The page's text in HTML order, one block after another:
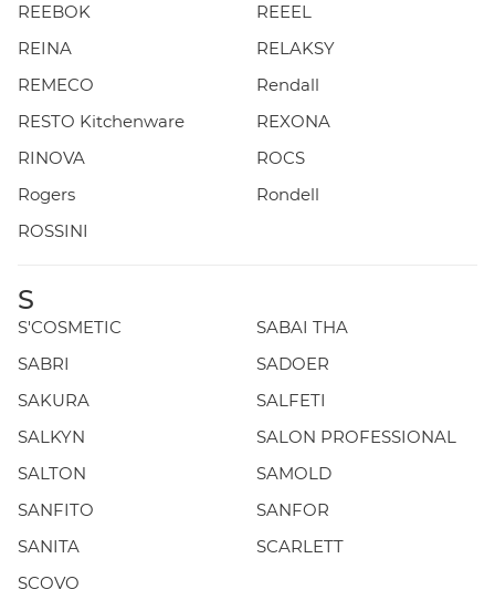
REEBOK
REEEL
REINA
RELAKSY
REMECO
Rendall
RESTO Kitchenware
REXONA
RINOVA
ROCS
Rogers
Rondell
ROSSINI
S
S'COSMETIC
SABAI THA
SABRI
SADOER
SAKURA
SALFETI
SALKYN
SALON PROFESSIONAL
SALTON
SAMOLD
SANFITO
SANFOR
SANITA
SCARLETT
SCOVO